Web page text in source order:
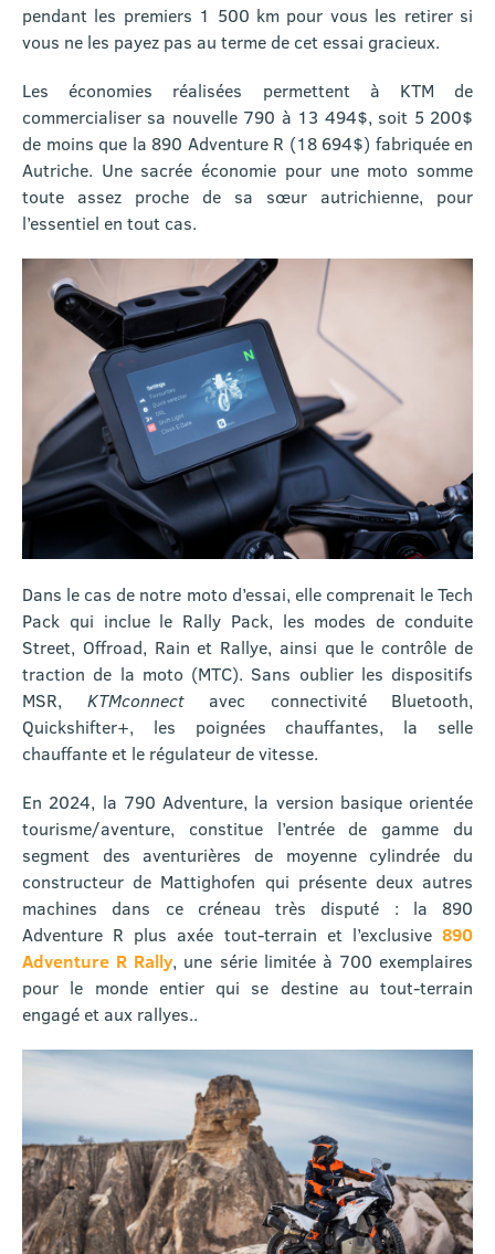
pendant les premiers 1 500 km pour vous les retirer si
vous ne les payez pas au terme de cet essai gracieux.
Les économies réalisées permettent à KTM de
commercialiser sa nouvelle 790 à 13 494$, soit 5 200$
de moins que la 890 Adventure R (18 694$) fabriquée en
Autriche. Une sacrée économie pour une moto somme
toute assez proche de sa sœur autrichienne, pour
l’essentiel en tout cas.
Dans le cas de notre moto d’essai, elle comprenait le Tech
Pack qui inclue le Rally Pack, les modes de conduite
Street, Offroad, Rain et Rallye, ainsi que le contrôle de
traction de la moto (MTC). Sans oublier les dispositifs
MSR, KTMconnectavec connectivité Bluetooth,
Quickshifter+, les poignées chauffantes, la selle
chauffante et le régulateur de vitesse.
En 2024, la 790 Adventure, la version basique orientée
tourisme/aventure, constitue l’entrée de gamme du
segment des aventurières de moyenne cylindrée du
constructeur de Mattighofen qui présente deux autres
machines dans ce créneau très disputé : la 890
Adventure R plus axée tout-terrain et l’exclusive 890
Adventure R Rally, une série limitée à 700 exemplaires
pour le monde entier qui se destine au tout-terrain
engagé et aux rallyes..